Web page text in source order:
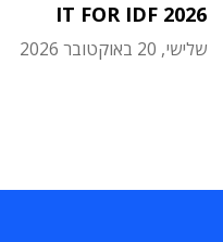
IT FOR IDF 2026
שלישי, 20 באוקטובר 2026